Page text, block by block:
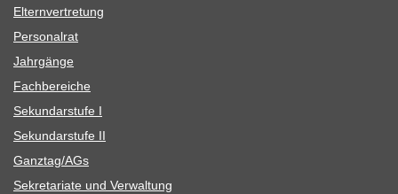
Eltern­ver­tre­tung
Per­so­nal­rat
Jahr­gänge
Fach­be­rei­che
Sekun­dar­stufe I
Sekun­dar­stufe II
Ganztag/​​AGs
Sekre­ta­riate und Verwaltung